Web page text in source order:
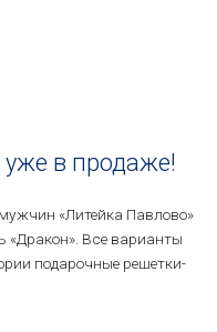
уже в продаже!
«Литейка Павлово»
«Дракон». Все варианты
подарочные решетки-